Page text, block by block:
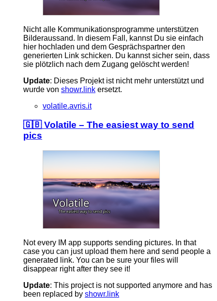
Nicht alle Kommunikationsprogramme unterstützen
Bilderaussand. In diesem Fall, kannst Du sie einfach
hier hochladen und dem Gesprächspartner den
generierten Link schicken. Du kannst sicher sein, dass
sie plötzlich nach dem Zugang gelöscht werden!
Update: Dieses Projekt ist nicht mehr unterstützt und
wurde von showr.link ersetzt.
volatile.avris.it
🇬🇧 Volatile – The easiest way to send
pics
Not every IM app supports sending pictures. In that
case you can just upload them here and send people a
generated link. You can be sure your files will
disappear right after they see it!
Update: This project is not supported anymore and has
been replaced by showr.link